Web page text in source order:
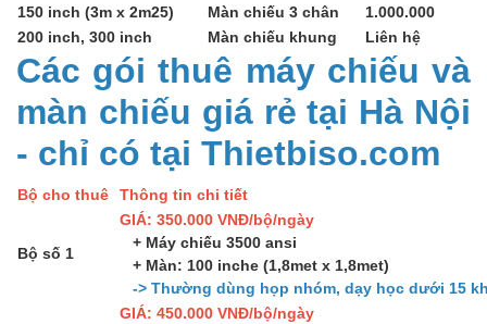
150 inch (3m x 2m25)
Màn chiếu 3 chân
1.000.000
200 inch, 300 inch
Màn chiếu khung Liên hệ
Các gói thuê máy chiếu và
màn chiếu giá rẻ tại Hà Nội
- chỉ có tại Thietbiso.com
Bộ cho thuê Thông tin chi tiết
Bộ số 1
GIÁ: 350.000 VNĐ/bộ/ngày
+ Máy chiếu 3500 ansi
+ Màn: 100 inche (1,8met x 1,8met)
-> Thường dùng họp nhóm, dạy học dưới 15
GIÁ: 450.000 VNĐ/bộ/ngày